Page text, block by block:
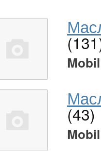
Mobil
(43)
Mobil